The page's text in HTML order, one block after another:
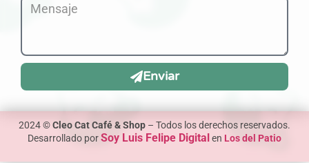
Enviar
2024 ©Cleo Cat Café & Shop – Todos los derechos reservados.
Desarrollado porSoy Luis Felipe Digitalen Los del Patio